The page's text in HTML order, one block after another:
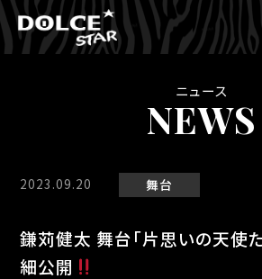
ニュース
NEWS
2023.09.20 舞台
鎌苅健太 舞台「片思いの天使
細公開